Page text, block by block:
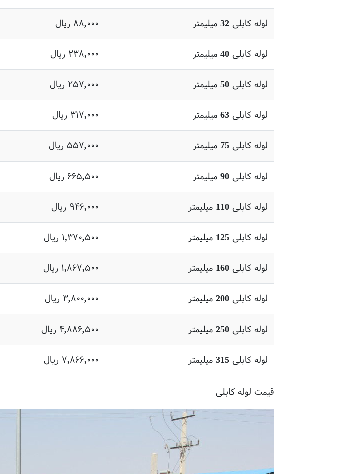
لوله کابلی 32 میلیمتر ۸۸,۰۰۰ ریال
لوله کابلی 40 میلیمتر ۲۳۸,۰۰۰ ریال
لوله کابلی 50 میلیمتر ۲۵۷,۰۰۰ ریال
لوله کابلی 63 میلیمتر ۳۱۷,۰۰۰ ریال
لوله کابلی 75 میلیمتر ۵۵۷,۰۰۰ ریال
لوله کابلی 90 میلیمتر ۶۶۵,۵۰۰ ریال
لوله کابلی 110 میلیمتر ۹۴۶,۰۰۰ ریال
لوله کابلی 125 میلیمتر ۱,۳۷۰,۵۰۰ ریال
لوله کابلی 160 میلیمتر ۱,۸۶۷,۵۰۰ ریال
لوله کابلی 200 میلیمتر ۳,۸۰۰,۰۰۰ ریال
لوله کابلی 250 میلیمتر ۴,۸۸۶,۵۰۰ ریال
لوله کابلی 315 میلیمتر ۷,۸۶۶,۰۰۰ ریال
قیمت لوله کابلی